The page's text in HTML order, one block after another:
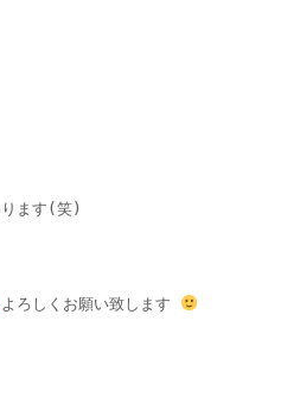
ります(笑)
よろしくお願い致します